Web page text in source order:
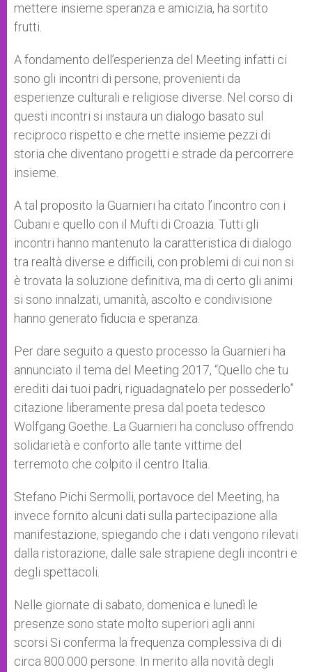
mettere insieme speranza e amicizia, ha sortito
frutti.
A fondamento dell’esperienza del Meeting infatti ci
sono gli incontri di persone, provenienti da
esperienze culturali e religiose diverse. Nel corso di
questi incontri si instaura un dialogo basato sul
reciproco rispetto e che mette insieme pezzi di
storia che diventano progetti e strade da percorrere
insieme.
A tal proposito la Guarnieri ha citato l’incontro con i
Cubani e quello con il Mufti di Croazia. Tutti gli
incontri hanno mantenuto la caratteristica di dialogo
tra realtà diverse e difficili, con problemi di cui non si
è trovata la soluzione definitiva, ma di certo gli animi
si sono innalzati, umanità, ascolto e condivisione
hanno generato fiducia e speranza.
Per dare seguito a questo processo la Guarnieri ha
annunciato il tema del Meeting 2017, “Quello che tu
erediti dai tuoi padri, riguadagnatelo per possederlo”
citazione liberamente presa dal poeta tedesco
Wolfgang Goethe. La Guarnieri ha concluso offrendo
solidarietà e conforto alle tante vittime del
terremoto che colpito il centro Italia.
Stefano Pichi Sermolli, portavoce del Meeting, ha
invece fornito alcuni dati sulla partecipazione alla
manifestazione, spiegando che i dati vengono rilevati
dalla ristorazione, dalle sale strapiene degli incontri e
degli spettacoli.
Nelle giornate di sabato, domenica e lunedì le
presenze sono state molto superiori agli anni
scorsi Si conferma la frequenza complessiva di di
circa 800.000 persone. In merito alla novità degli